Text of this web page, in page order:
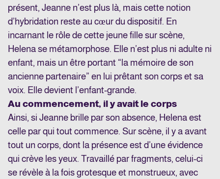
présent, Jeanne n’est plus là, mais cette notion
d’hybridation reste au cœur du dispositif. En
incarnant le rôle de cette jeune fille sur scène,
Helena se métamorphose. Elle n’est plus ni adulte ni
enfant, mais un être portant “la mémoire de son
ancienne partenaire” en lui prêtant son corps et sa
voix. Elle devient l’enfant-grande.
Au commencement, il y avait le corps
Ainsi, si Jeanne brille par son absence, Helena est
celle par qui tout commence. Sur scène, il y a avant
tout un corps, dont la présence est d’une évidence
qui crève les yeux. Travaillé par fragments, celui-ci
se révèle à la fois grotesque et monstrueux, avec